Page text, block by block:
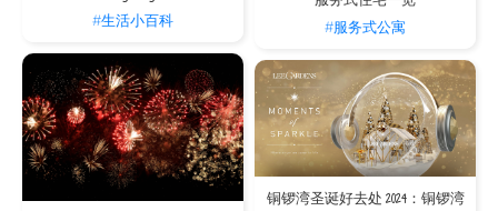
#服务式公寓
#生活小百科
铜锣湾圣诞好去处 2024：铜锣湾